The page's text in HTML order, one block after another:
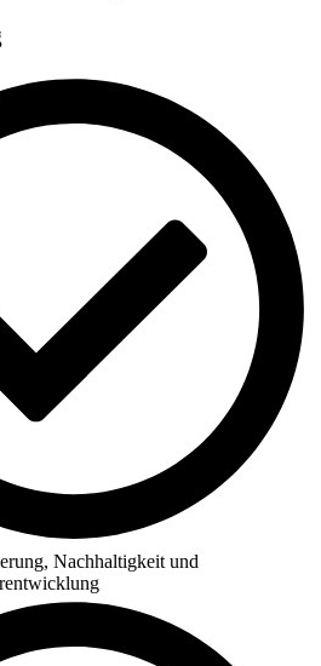
Nachhaltigkeit und